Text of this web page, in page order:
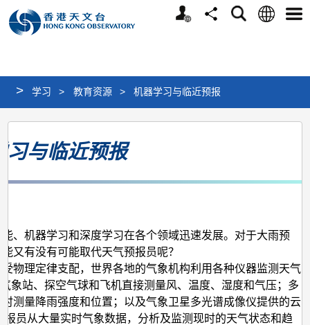
个
分
搜
语
选
> 学习 > 教育资源 > 机器学习与临近预报
机
器
临
近
预
报
习与临近预报
、机器学习和深度学习在各个领域迅速发展。对于大雨预
又有没有可能取代天气预报员呢？
物理定律支配，世界各地的气象机构利用各种仪器监测天气
象站、探空气球和飞机直接测量风、温度、湿度和气压；多
测量降雨强度和位置；以及气象卫星多光谱成像仪提供的云
报员从大量实时气象数据，分析及监测现时的天气状态和趋